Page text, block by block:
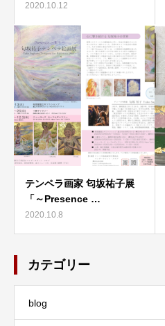
2020.10.12
テンペラ画家 匂坂祐子展
「～Presence …
2020.10.8
カテゴリー
blog